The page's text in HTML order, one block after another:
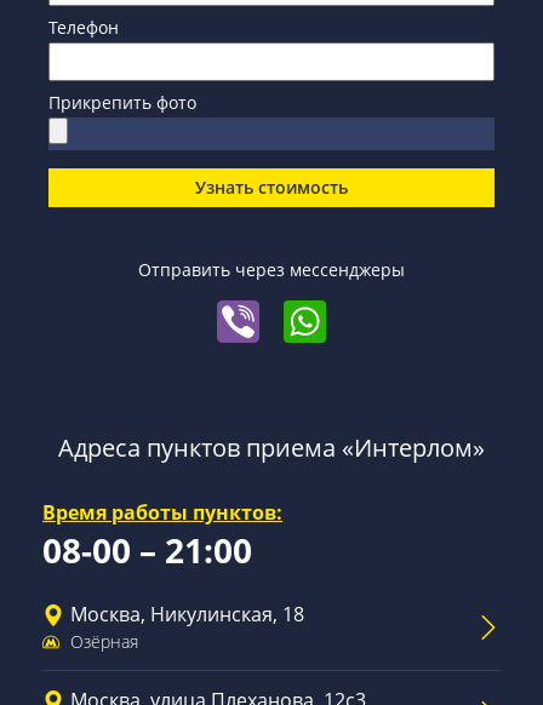
Телефон
Прикрепить фото
Узнать стоимость
Отправить через мессенджеры
Адреса пунктов приема «Интерлом»
Время работы пунктов:
08-00 – 21:00
Москва, Никулинская, 18
Озёрная